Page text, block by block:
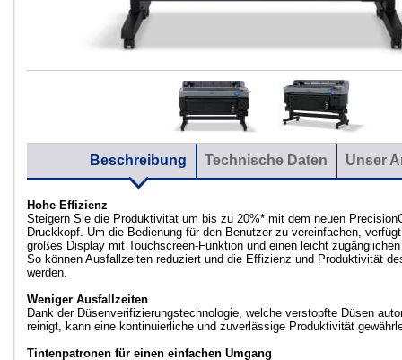
Beschreibung Technische Daten Unser
Hohe Effizienz
Steigern Sie die Produktivität um bis zu 20%* mit dem neuen
Druckkopf. Um die Bedienung für den Benutzer zu vereinfachen,
großes Display mit Touchscreen-Funktion und einen leicht
So können Ausfallzeiten reduziert und die Effizienz und Produktivität
werden.
Weniger Ausfallzeiten
Dank der Düsenverifizierungstechnologie, welche verstopfte Düsen
reinigt, kann eine kontinuierliche und zuverlässige Produktivität
Tintenpatronen für einen einfachen Umgang